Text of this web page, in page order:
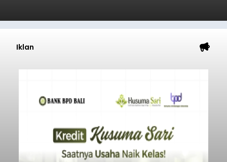
Iklan